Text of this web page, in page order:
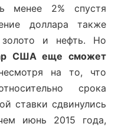
менее 2% спустя
доллара также
и нефть. Но
США еще сможет
на то, что
срока
ставки сдвинулись
июнь 2015 года,